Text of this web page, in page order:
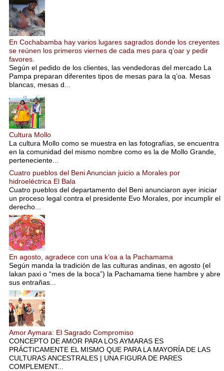
En Cochabamba hay varios lugares sagrados donde los creyentes
se reúnen los primeros viernes de cada mes para q’oar y pedir
favores.
Según el pedido de los clientes, las vendedoras del mercado La
Pampa preparan diferentes tipos de mesas para la q’oa. Mesas
blancas, mesas d...
Cultura Mollo
La cultura Mollo como se muestra en las fotografías, se encuentra
en la comunidad del mismo nombre como es la de Mollo Grande,
perteneciente...
Cuatro pueblos del Beni Anuncian juicio a Morales por
hidroeléctrica El Bala
Cuatro pueblos del departamento del Beni anunciaron ayer iniciar
un proceso legal contra el presidente Evo Morales, por incumplir el
derecho...
En agosto, agradece con una k’oa a la Pachamama
Según manda la tradición de las culturas andinas, en agosto (el
lakan paxi o “mes de la boca”) la Pachamama tiene hambre y abre
sus entrañas...
Amor Aymara: El Sagrado Compromiso
CONCEPTO DE AMOR PARA LOS AYMARAS ES
PRÁCTICAMENTE EL MISMO QUE PARA LA MAYORÍA DE LAS
CULTURAS ANCESTRALES | UNA FIGURA DE PARES
COMPLEMENT...